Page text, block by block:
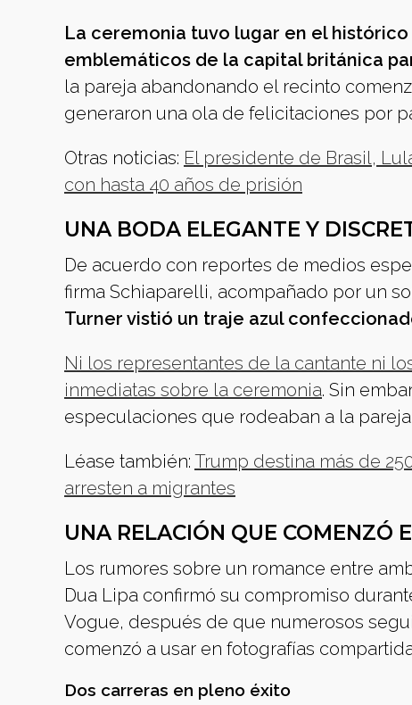
La ceremonia tuvo lugar en el
emblemáticos de la capital británica
la pareja abandonando el recinto
generaron una ola de felicitaciones por
Otras noticias: El presidente de Brasil,
con hasta 40 años de prisión
UNA BODA ELEGANTE Y
De acuerdo con reportes de medios
firma Schiaparelli, acompañado por un
Turner vistió un traje azul
Ni los representantes de la cantante ni
inmediatas sobre la ceremonia. Sin
especulaciones que rodeaban a la
Léase también: Trump destina más de
arresten a migrantes
UNA RELACIÓN QUE COMENZÓ
Los rumores sobre un romance entre
Dua Lipa confirmó su compromiso
Vogue, después de que numerosos
comenzó a usar en fotografías
Dos carreras en pleno éxito